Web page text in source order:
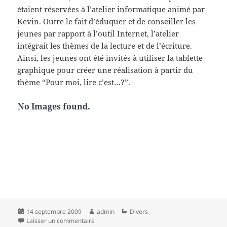
étaient réservées à l’atelier informatique animé par
Kevin. Outre le fait d’éduquer et de conseiller les
jeunes par rapport à l’outil Internet, l’atelier
intégrait les thèmes de la lecture et de l’écriture.
Ainsi, les jeunes ont été invités à utiliser la tablette
graphique pour créer une réalisation à partir du
thème “Pour moi, lire c’est…?”.
No Images found.
Publié
le
14 septembre 2009 Auteur
admin Catégories
Divers
Laisser un commentaire